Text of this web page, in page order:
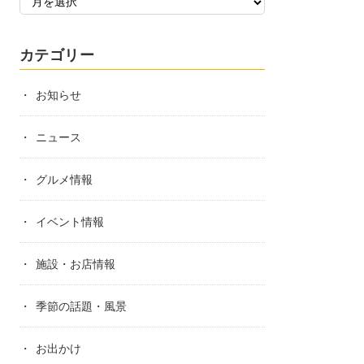
カテゴリー
お知らせ
ニュース
グルメ情報
イベント情報
施設・お店情報
季節の話題・風景
お出かけ